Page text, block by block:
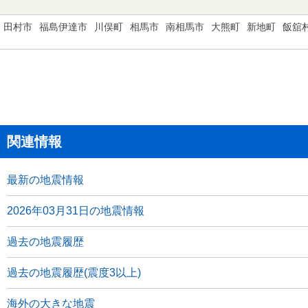
田村市 福島伊達市 川俣町 相馬市 南相馬市 大熊町 新地町 飯舘
関連情報
最新の地震情報
2026年03月31日の地震情報
過去の地震履歴
過去の地震履歴(震度3以上)
海外の大きな地震